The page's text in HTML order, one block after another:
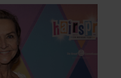
bijzonder de reis